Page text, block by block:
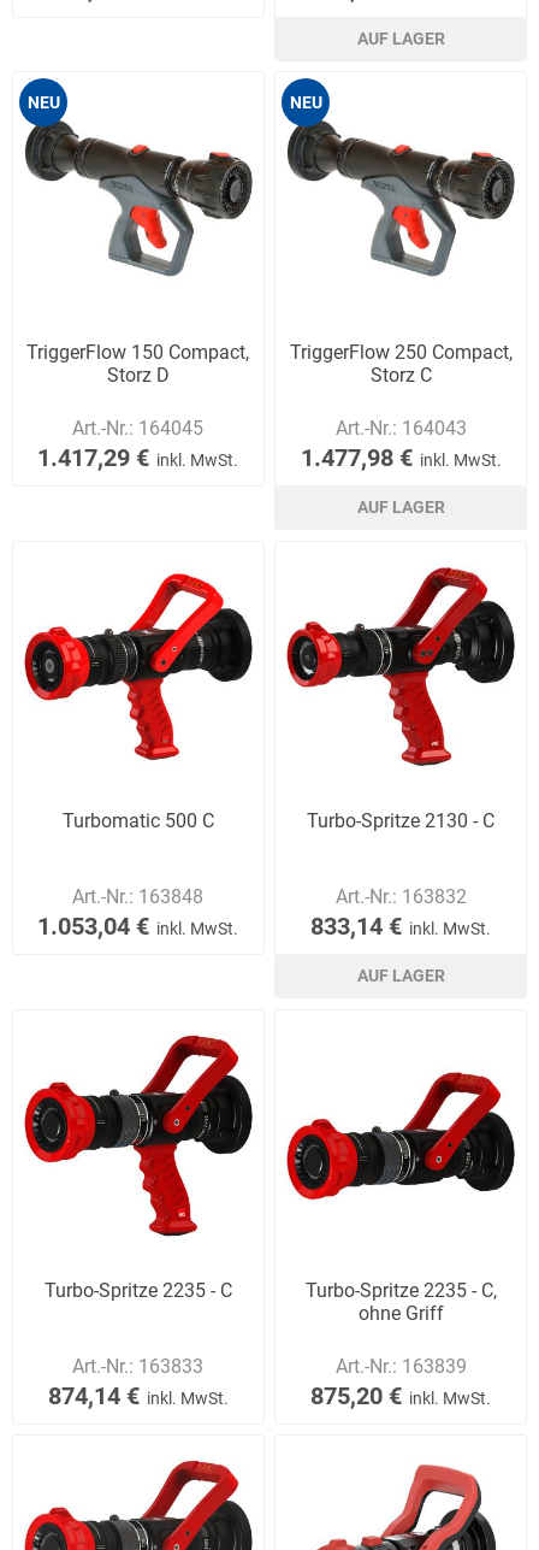
AUF LAGER
NEU
TriggerFlow 150 Compact,
Storz D
Art.-Nr.: 164045
1.417,29 € inkl. MwSt.
NEU
TriggerFlow 250 Compact,
Storz C
Art.-Nr.: 164043
1.477,98 € inkl. MwSt.
AUF LAGER
Turbomatic 500 C
Art.-Nr.: 163848
1.053,04 € inkl. MwSt.
Turbo-Spritze 2130 - C
Art.-Nr.: 163832
833,14 € inkl. MwSt.
AUF LAGER
Turbo-Spritze 2235 - C
Art.-Nr.: 163833
874,14 € inkl. MwSt.
Turbo-Spritze 2235 - C,
ohne Griff
Art.-Nr.: 163839
875,20 € inkl. MwSt.